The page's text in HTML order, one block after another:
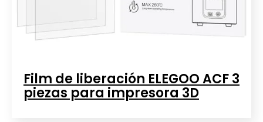
Film de liberación ELEGOO ACF 3
piezas para impresora 3D